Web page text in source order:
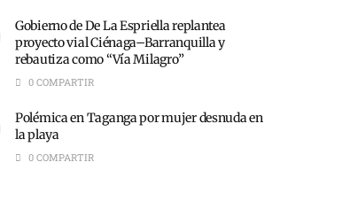
Gobierno de De La Espriella replantea
proyecto vial Ciénaga–Barranquilla y
rebautiza como “Vía Milagro”
0 COMPARTIR
Polémica en Taganga por mujer desnuda en
la playa
0 COMPARTIR